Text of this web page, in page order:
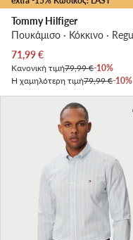
Tommy Hilfiger
Τρέχουσα τιμή
71,99€
Κανονική τιμή79,99 €-10%
Η χαμηλότερη τιμή79,99 €-10%